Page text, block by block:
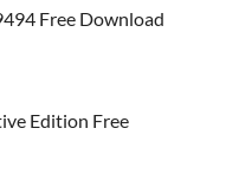
Free Download
Edition Free